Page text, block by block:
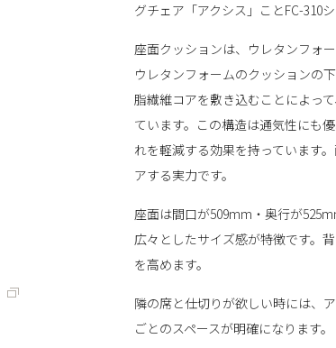
グチェア「アクシス」ことFC-310シ
座面クッションは、ウレタンフォ
ウレタンフォームのクッションの
脂繊維コアを敷き込むことによっ
ています。この構造は通気性にも
れを軽減する効果を持っています
アする実力です。
座面は間口が509mm・奥行が
広々としたサイズ感が特徴です。
を高めます。
隣の席と仕切りが欲しい時には、
ごとのスペースが明確になります。